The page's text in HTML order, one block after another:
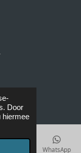
Door
hiermee
WhatsApp